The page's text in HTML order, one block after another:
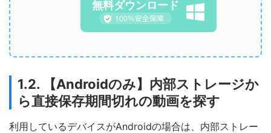
無料ダウンロード
1.2. 【Androidのみ】内部ストレージか
ら直接保存期間切れの動画を探す
利用しているデバイスがAndroidの場合は、内部ストレー